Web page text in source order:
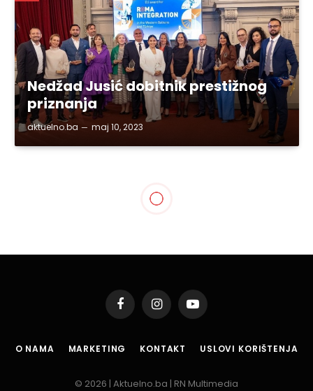
Nedžad Jusić dobitnik prestižnog
priznanja
aktuelno.ba maj 10, 2023
FacebookInstagramYouTube
O NAMA MARKETING KONTAKT USLOVI KORIŠTENJA
© 2026 | Aktuelno.ba | RN Multimedia